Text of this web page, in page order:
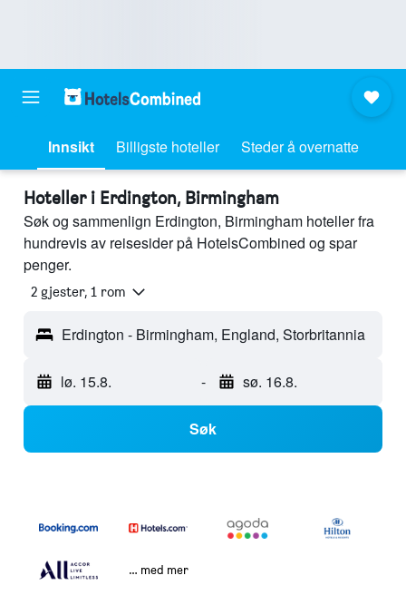
Innsikt Billigste hoteller Steder å overnatte
Hoteller i Erdington, Birmingham
Søk og sammenlign Erdington, Birmingham hoteller fra
hundrevis av reisesider på HotelsCombined og spar
penger.
2 gjester, 1 rom
Erdington - Birmingham, England, Storbritannia
lø. 15.8. - sø. 16.8.
Søk
… med mer